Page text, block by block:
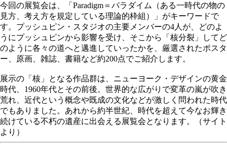
今回の展覧会は、「Paradigm＝パラダイム（ある一時代の物の
見方、考え方を規定している理論的枠組）」がキーワードで
す。プッシュピン・スタジオの主要メンバーの4人が、どのよ
うにプッシュピンから影響を受け、そこから「核分裂」してど
のように各々の道へと邁進していったかを、厳選されたポスタ
ー、原画、雑誌、書籍など約200点でご紹介します。
展示の「核」となる作品群は、ニューヨーク・デザインの黄金
時代、1960年代とその前後。世界的な広がりで変革の嵐が吹き
荒れ、近代という概念や既成の文化などが激しく問われた時代
でもありました。あれから約半世紀、時代を超えて今なお輝き
続けている不朽の遺産に出会える展覧会となります。（サイト
より）